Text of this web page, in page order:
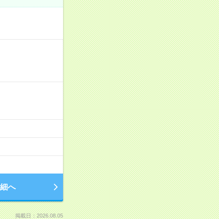
へ
掲載日：2026.08.05